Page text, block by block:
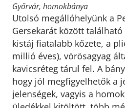
Győrvár, homokbánya
Utolsó megállóhelyünk a
Gersekarát között
kistáj fiatalabb kőzete, a
millió éves), vörösagyag
kavicsréteg tárul fel. A
hogy jól megfigyelhetők a
jelenségek, vagyis a